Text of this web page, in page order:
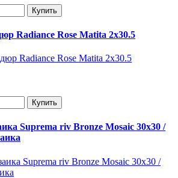
Купить
Radiance Rose Matita 2х30.5
Купить
Suprema riv Bronze Mosaic 30х30 /